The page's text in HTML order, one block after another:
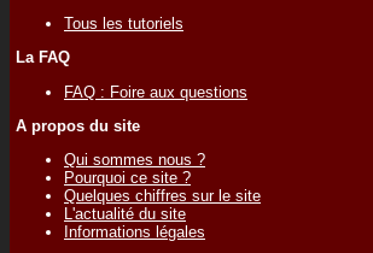
Tous les tutoriels
La FAQ
FAQ : Foire aux questions
A propos du site
Qui sommes nous ?
Pourquoi ce site ?
Quelques chiffres sur le site
L'actualité du site
Informations légales